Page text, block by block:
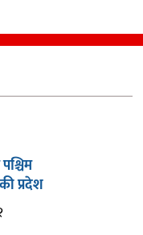
प्रदेश